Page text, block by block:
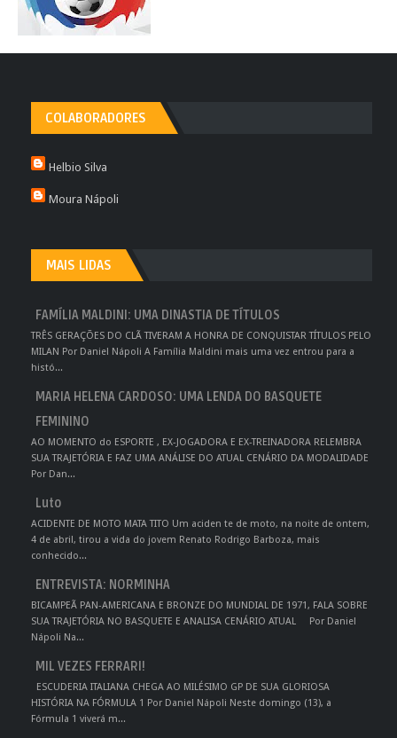
COLABORADORES
Helbio Silva
Moura Nápoli
MAIS LIDAS
FAMÍLIA MALDINI: UMA DINASTIA DE TÍTULOS
TRÊS GERAÇÕES DO CLÃ TIVERAM A HONRA DE CONQUISTAR TÍTULOS PELO
MILAN Por Daniel Nápoli A Família Maldini mais uma vez entrou para a
histó...
MARIA HELENA CARDOSO: UMA LENDA DO BASQUETE
FEMININO
AO MOMENTO do ESPORTE , EX-JOGADORA E EX-TREINADORA RELEMBRA
SUA TRAJETÓRIA E FAZ UMA ANÁLISE DO ATUAL CENÁRIO DA MODALIDADE
Por Dan...
Luto
ACIDENTE DE MOTO MATA TITO Um aciden te de moto, na noite de ontem,
4 de abril, tirou a vida do jovem Renato Rodrigo Barboza, mais
conhecido...
ENTREVISTA: NORMINHA
BICAMPEÃ PAN-AMERICANA E BRONZE DO MUNDIAL DE 1971, FALA SOBRE
SUA TRAJETÓRIA NO BASQUETE E ANALISA CENÁRIO ATUAL Por Daniel
Nápoli Na...
MIL VEZES FERRARI!
ESCUDERIA ITALIANA CHEGA AO MILÉSIMO GP DE SUA GLORIOSA
HISTÓRIA NA FÓRMULA 1 Por Daniel Nápoli Neste domingo (13), a
Fórmula 1 viverá m...